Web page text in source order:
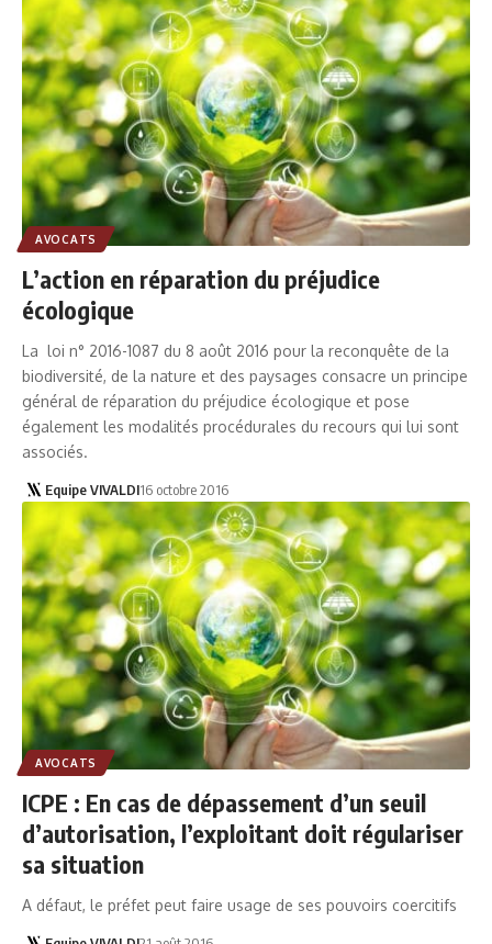
AVOCATS
L’action en réparation du préjudice
écologique
La loi n° 2016-1087 du 8 août 2016 pour la reconquête de la
biodiversité, de la nature et des paysages consacre un principe
général de réparation du préjudice écologique et pose
également les modalités procédurales du recours qui lui sont
associés.
Equipe VIVALDI16 octobre 2016
AVOCATS
ICPE : En cas de dépassement d’un seuil
d’autorisation, l’exploitant doit régulariser
sa situation
A défaut, le préfet peut faire usage de ses pouvoirs coercitifs